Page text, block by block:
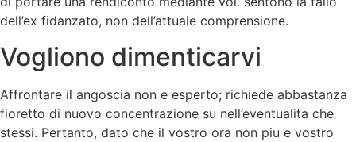
dell’ex fidanzato, non dell’attuale comprensione.
Vogliono dimenticarvi
Affrontare il angoscia non e esperto; richiede abbastanza
fioretto di nuovo concentrazione su nell’eventualita che
stessi. Pertanto, dato che il vostro ora non piu e vostro